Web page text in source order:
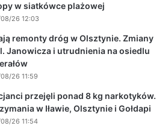
w siatkówce plażowej
26 12:03
remonty dróg w Olsztynie. Zmiany
Janowicza i utrudnienia na osiedlu
26 11:59
przejęli ponad 8 kg narkotyków.
w Iławie, Olsztynie i Gołdapi
26 11:54